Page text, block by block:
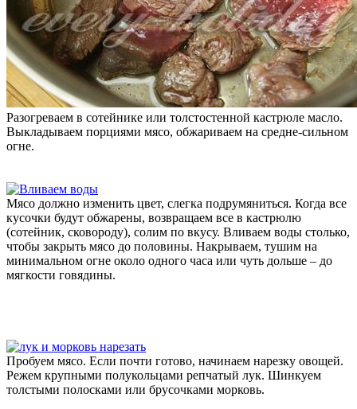
Разогреваем в сотейнике или толстостенной кастрюле масло.
Выкладываем порциями мясо, обжариваем на средне-сильном
огне.
Мясо должно изменить цвет, слегка подрумяниться. Когда все
кусочки будут обжарены, возвращаем все в кастрюлю
(сотейник, сковороду), солим по вкусу. Вливаем воды столько,
чтобы закрыть мясо до половины. Накрываем, тушим на
минимальном огне около одного часа или чуть дольше – до
мягкости говядины.
Пробуем мясо. Если почти готово, начинаем нарезку овощей.
Режем крупными полукольцами репчатый лук. Шинкуем
толстыми полосками или брусочками морковь.